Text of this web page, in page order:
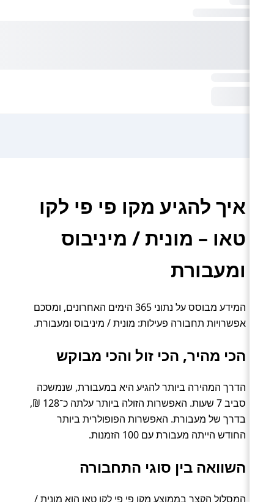
איך להגיע מקו פי פי לקו
טאו – מונית / מיניבוס
ומעבורת
המידע מבוסס על נתוני 365 הימים האחרונים, ומסכם
אפשרויות תחבורה פעילות: מונית / מיניבוס ומעבורת.
הכי מהיר, הכי זול והכי מבוקש
הדרך המהירה ביותר להגיע היא במעבורת, שנמשכה
סביב 7 שעות. האפשרות הזולה ביותר עלתה כ־128 ₪,
בדרך של מעבורת. האפשרות הפופולרית ביותר
החודש הייתה מעבורת עם 100 הזמנות.
השוואה בין סוגי התחבורה
המסלול הקצר בממוצע מקו פי פי לקו טאו הוא מונית /